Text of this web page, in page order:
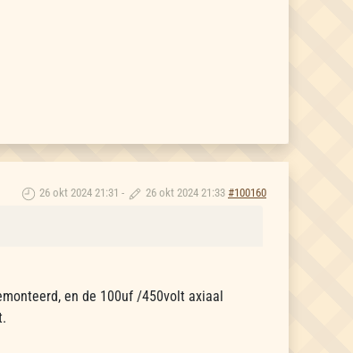
26 okt 2024 21:31 - 26 okt 2024 21:33 #100160
en de 100uf /450volt axiaal